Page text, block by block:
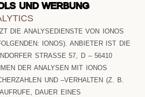
UND WERBUNG
DIE ANALYSEDIENSTE VON IONOS
IONOS). ANBIETER IST DIE
STRASSE 57, D – 56410 M
DER ANALYSEN MIT IONOS K
UND –VERHALTEN (Z. B. A
DAUER EINES W